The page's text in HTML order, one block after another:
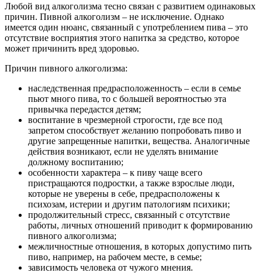
Любой вид алкоголизма тесно связан с развитием одинаковых
причин. Пивной алкоголизм – не исключение. Однако
имеется один нюанс, связанный с употреблением пива – это
отсутствие восприятия этого напитка за средство, которое
может причинить вред здоровью.
Причин пивного алкоголизма:
наследственная предрасположенность – если в семье
пьют много пива, то с большей вероятностью эта
привычка передастся детям;
воспитание в чрезмерной строгости, где все под
запретом способствует желанию попробовать пиво и
другие запрещенные напитки, вещества. Аналогичные
действия возникают, если не уделять внимание
должному воспитанию;
особенности характера – к пиву чаще всего
пристращаются подростки, а также взрослые люди,
которые не уверены в себе, предрасположены к
психозам, истерии и другим патологиям психики;
продолжительный стресс, связанный с отсутствие
работы, личных отношений приводит к формированию
пивного алкоголизма;
межличностные отношения, в которых допустимо пить
пиво, например, на рабочем месте, в семье;
зависимость человека от чужого мнения.